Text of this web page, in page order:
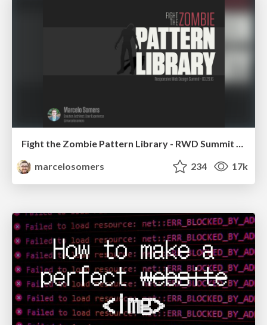
Fight the Zombie Pattern Library - RWD Summit 2016
marcelosomers
234 17k